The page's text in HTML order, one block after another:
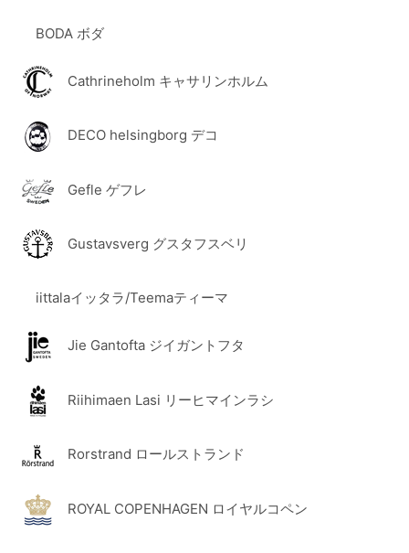
BODA ボダ
Cathrineholm キャサリンホルム
DECO helsingborg デコ
Gefle ゲフレ
Gustavsverg グスタフスベリ
iittalaイッタラ/Teemaティーマ
Jie Gantofta ジイガントフタ
Riihimaen Lasi リーヒマインラシ
Rorstrand ロールストランド
ROYAL COPENHAGEN ロイヤルコペン